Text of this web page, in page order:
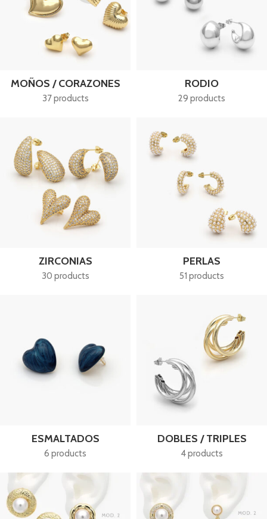
MOÑOS / CORAZONES
37 products
RODIO
29 products
ZIRCONIAS
30 products
PERLAS
51 products
ESMALTADOS
6 products
DOBLES / TRIPLES
4 products